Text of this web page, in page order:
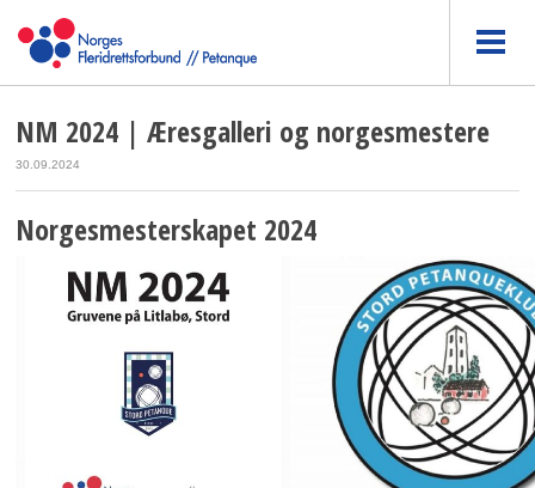
NM 2024 | Æresgalleri og norgesmestere
30.09.2024
Norgesmesterskapet 2024